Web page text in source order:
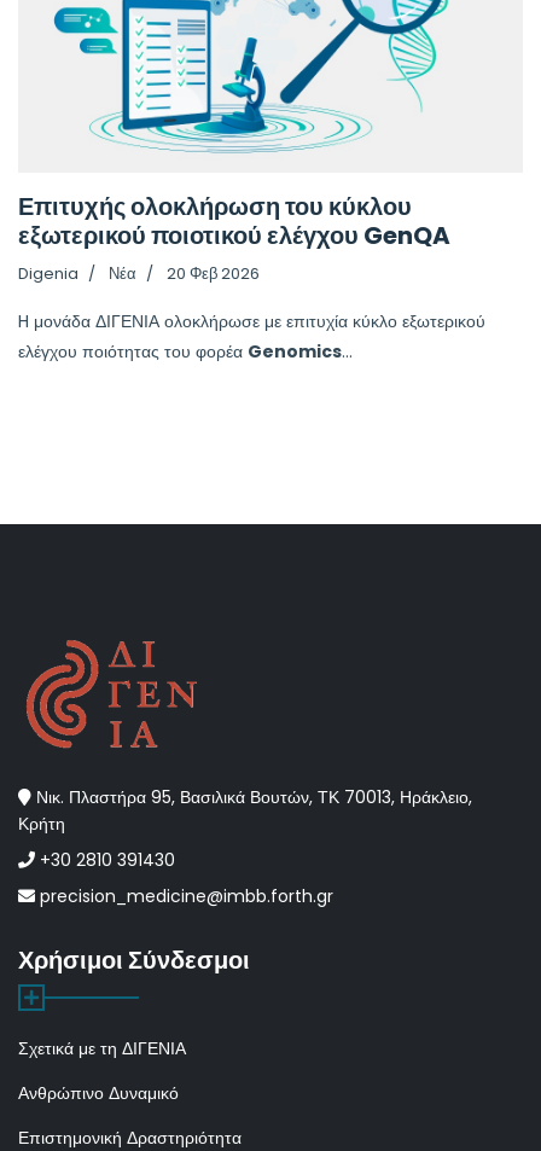
Επιτυχής ολοκλήρωση του κύκλου
εξωτερικού ποιοτικού ελέγχου GenQA
Digenia Νέα 20 Φεβ 2026
H μονάδα ΔΙΓΕΝΙΑ ολοκλήρωσε με επιτυχία κύκλο εξωτερικού
ελέγχου ποιότητας του φορέα Genomics...
Νικ. Πλαστήρα 95, Βασιλικά Βουτών, ΤΚ 70013, Ηράκλειο,
Κρήτη
+30 2810 391430
precision_medicine@imbb.forth.gr
Χρήσιμοι Σύνδεσμοι
Σχετικά με τη ΔΙΓΕΝΙΑ
Ανθρώπινο Δυναμικό
Επιστημονική Δραστηριότητα